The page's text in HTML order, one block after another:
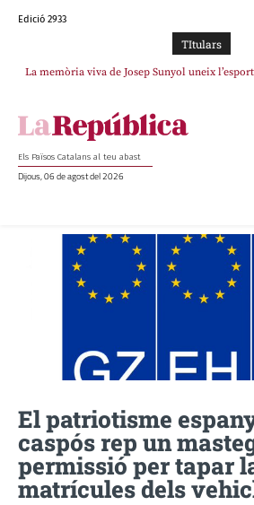
Edició 2933
TItulars
La memòria viva de Josep Sunyol uneix
Els Països Catalans al teu abast
Dijous, 06 de agost del 2026
El patriotisme
caspós rep un
permissió per tapar
matrícules dels